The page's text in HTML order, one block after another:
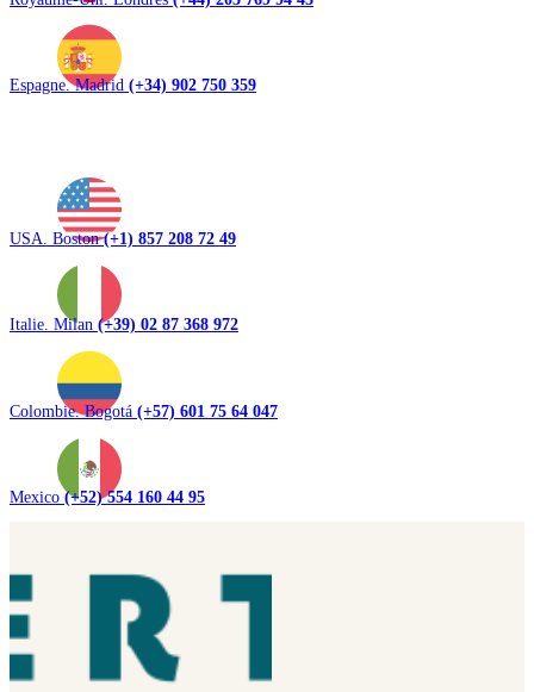
Espagne. Madrid (+34) 902 750 359
USA. Boston(+1) 857 208 72 49
Italie. Milan (+39) 02 87 368 972
Colombie. Bogotá (+57) 601 75 64 047
Mexico (+52) 554 160 44 95